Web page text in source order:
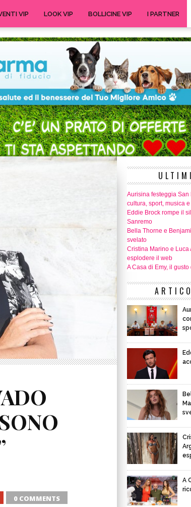
VIP LOOK VIP BOLLICINE VIP I PARTNER
0 COMMENTS
Aurisina festeggia
cultura, sport, musica
Eddie Brock rompe il
Sanremo
Bella Thorne e
svelato
Cristina Marino e Luca
esplodere il web
A Casa di Emy, il
A